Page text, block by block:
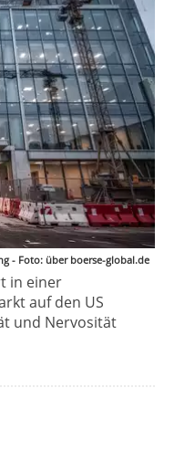
- Foto: über boerse-global.de
in einer
auf den US
und Nervosität